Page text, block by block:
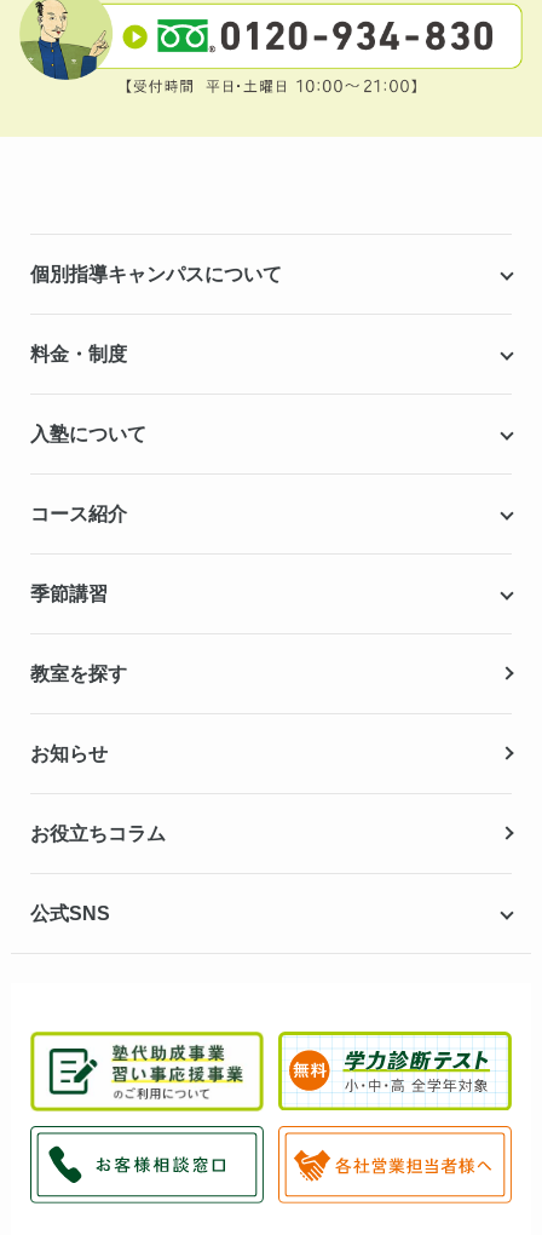
個別指導キャンパスについて
こだわりの個別指導専用教材
料金・制度
無料学力診断テスト
入塾について
無料体験授業
コース紹介
高校生の個別指導コース
季節講習
冬期講習
教室を探す
お知らせ
お役立ちコラム
公式SNS